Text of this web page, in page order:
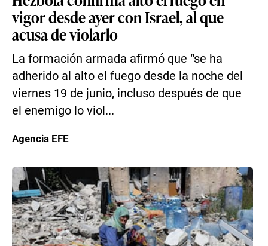
vigor desde ayer con Israel, al que
acusa de violarlo
La formación armada afirmó que “se ha
adherido al alto el fuego desde la noche del
viernes 19 de junio, incluso después de que
el enemigo lo viol...
Agencia EFE